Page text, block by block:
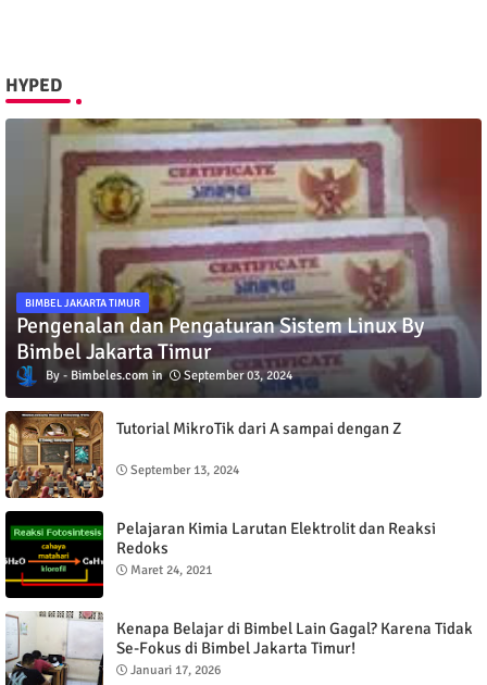
HYPED
BIMBEL JAKARTA TIMUR
Pengenalan dan Pengaturan Sistem Linux By
Bimbel Jakarta Timur
Bimbeles.com September 03, 2024
Tutorial MikroTik dari A sampai dengan Z
September 13, 2024
Pelajaran Kimia Larutan Elektrolit dan Reaksi
Redoks
Maret 24, 2021
Kenapa Belajar di Bimbel Lain Gagal? Karena Tidak
Se-Fokus di Bimbel Jakarta Timur!
Januari 17, 2026